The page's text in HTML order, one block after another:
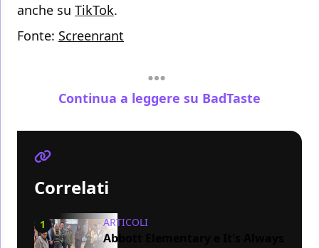
anche su TikTok.
Fonte: Screenrant
Continua a leggere su BadTaste
Correlati
1 ARTICOLI
Abbott Elementary e It's Always